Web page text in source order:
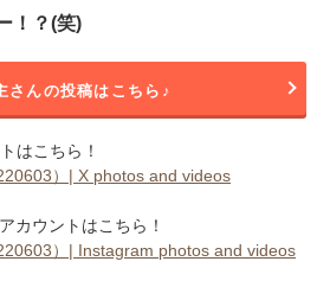
！？(笑)
さんの投稿はこちら♪
はこちら！
）| X photos and videos
カウントはこちら！
）| Instagram photos and videos